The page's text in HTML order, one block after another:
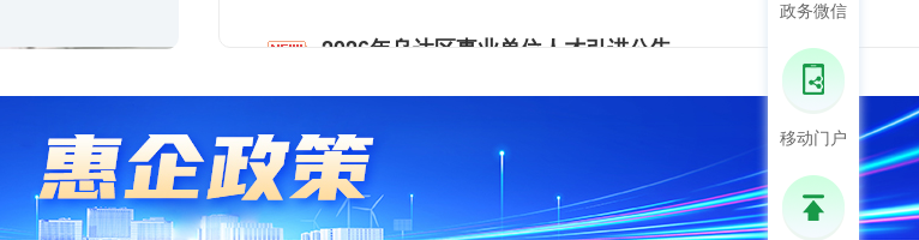
2026年乌达区事业单位人才引进公告
为深入推进人才强区战略，助力全区经济社会高质量发展，按照乌达区委人才工作领导小组工作安排，决定开展乌达区2026年事业单位人才引进工作，现将有关事项公告如下。 一、引进数量及范围 2026年计划引进普通高等院校全日制大学本科及以上学历毕业生50人。具体岗位、条件等详见《乌达区2026年事业单位人才引进岗位表》（以下简称《岗位表》）。
刘虎调研铸牢中华民族共同体意识和义务教育优质均衡发展工作 2026-
政务微信
移动门户